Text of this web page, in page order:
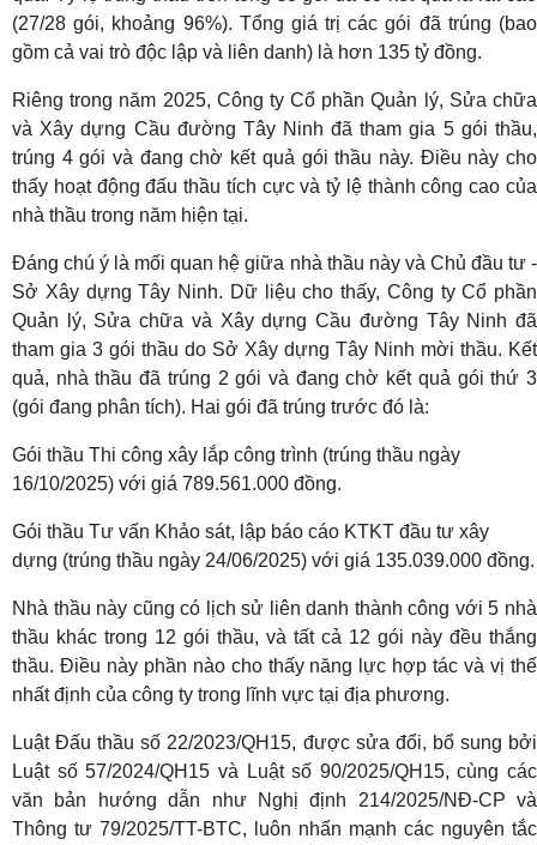
(27/28 gói, khoảng 96%). Tổng giá trị các gói đã trúng (bao
gồm cả vai trò độc lập và liên danh) là hơn 135 tỷ đồng.
Riêng trong năm 2025, Công ty Cổ phần Quản lý, Sửa chữa
và Xây dựng Cầu đường Tây Ninh đã tham gia 5 gói thầu,
trúng 4 gói và đang chờ kết quả gói thầu này. Điều này cho
thấy hoạt động đấu thầu tích cực và tỷ lệ thành công cao của
nhà thầu trong năm hiện tại.
Đáng chú ý là mối quan hệ giữa nhà thầu này và Chủ đầu tư -
Sở Xây dựng Tây Ninh. Dữ liệu cho thấy, Công ty Cổ phần
Quản lý, Sửa chữa và Xây dựng Cầu đường Tây Ninh đã
tham gia 3 gói thầu do Sở Xây dựng Tây Ninh mời thầu. Kết
quả, nhà thầu đã trúng 2 gói và đang chờ kết quả gói thứ 3
(gói đang phân tích). Hai gói đã trúng trước đó là:
Gói thầu Thi công xây lắp công trình (trúng thầu ngày
16/10/2025) với giá 789.561.000 đồng.
Gói thầu Tư vấn Khảo sát, lập báo cáo KTKT đầu tư xây
dựng (trúng thầu ngày 24/06/2025) với giá 135.039.000 đồng.
Nhà thầu này cũng có lịch sử liên danh thành công với 5 nhà
thầu khác trong 12 gói thầu, và tất cả 12 gói này đều thắng
thầu. Điều này phần nào cho thấy năng lực hợp tác và vị thế
nhất định của công ty trong lĩnh vực tại địa phương.
Luật Đấu thầu số 22/2023/QH15, được sửa đổi, bổ sung bởi
Luật số 57/2024/QH15 và Luật số 90/2025/QH15, cùng các
văn bản hướng dẫn như Nghị định 214/2025/NĐ-CP và
Thông tư 79/2025/TT-BTC, luôn nhấn mạnh các nguyên tắc